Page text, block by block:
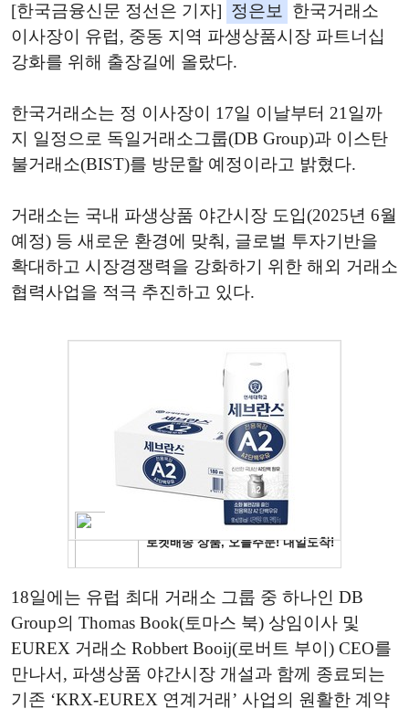
[한국금융신문 정선은 기자] 정은보 한국거래소
이사장이 유럽, 중동 지역 파생상품시장 파트너십
강화를 위해 출장길에 올랐다.
한국거래소는 정 이사장이 17일 이날부터 21일까
지 일정으로 독일거래소그룹(DB Group)과 이스탄
불거래소(BIST)를 방문할 예정이라고 밝혔다.
거래소는 국내 파생상품 야간시장 도입(2025년 6월
예정) 등 새로운 환경에 맞춰, 글로벌 투자기반을
확대하고 시장경쟁력을 강화하기 위한 해외 거래소
협력사업을 적극 추진하고 있다.
18일에는 유럽 최대 거래소 그룹 중 하나인 DB
Group의 Thomas Book(토마스 북) 상임이사 및
EUREX 거래소 Robbert Booij(로버트 부이) CEO를
만나서, 파생상품 야간시장 개설과 함께 종료되는
기존 ‘KRX-EUREX 연계거래’ 사업의 원활한 계약